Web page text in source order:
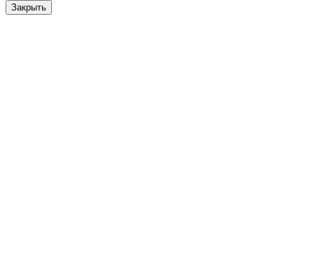
Закрыть